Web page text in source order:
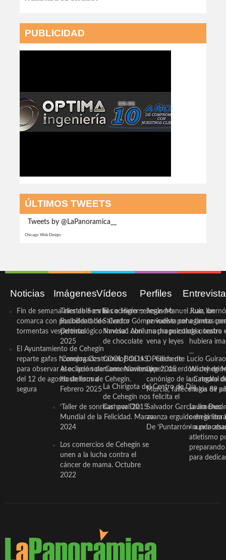
PUBLICIDAD
ÚLTIMOS TWEETS
Tweets by @LaPanoramica__
Chicago Web Design
Noticias
Fin de semana inestable en la
comarca con posibilidad de
tormentas vespertinas
El Ayuntamiento de Cehegín
reparte gafas homologadas
para observar el eclipse solar
del 12 de agosto de forma
segura
Imágenes
Taller de Sonrisas e Higiene
Bucodental de ‘Centro
Odontológico Innova’. Abril
2025
‘Compra Contrarreloj’ de la
Asociación de Comerciantes y
Hosteleros de Cehegín.
Febrero 2025
‘Taller de sonrisas’ por Día
Mundial de la Felicidad. Marzo
2024
Los comercios de Cehegín se
unen a la lucha contra el
cáncer de mama. Octubre
2022
Vídeos
El cocinero ceheginero
Salvador Gómez vuelve por
Navidad con una propuesta
de chocolate
COOL BODAS. Pedida de
mano. Noviembre 2015
La Chirigota del Centro de Día
de Cehegín nos felicita el
Carnaval 2015
Perfiles
Jesús Manuel Ruiz, un
periodista ceheginero con
mucha psicología, teatro
vena y leyes
D. Clemente Lucio Guirao
López, sacerdote
canónigo de la Catedral
Murcia, fallece a los 89
Salvador García Jiménez
avanza erguido en la
De ‘Puntarrón’ a
Juan
a tantas
de nuestra
hubiera
...
Wichy de
un regalo
magia de
Laura
ceheginera
«nunca
atletismo
para